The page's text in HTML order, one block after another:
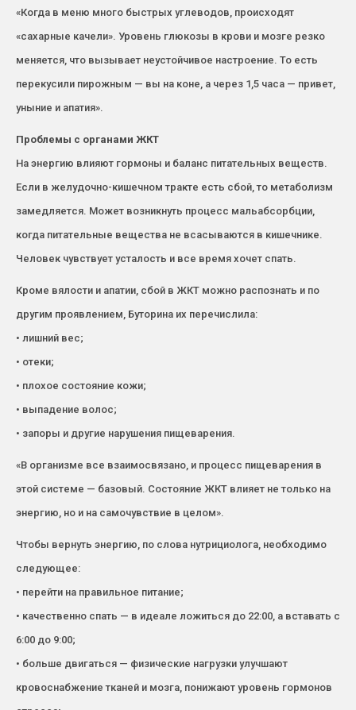
«Когда в меню много быстрых углеводов, происходят
«сахарные качели». Уровень глюкозы в крови и мозге резко
меняется, что вызывает неустойчивое настроение. То есть
перекусили пирожным — вы на коне, а через 1,5 часа — привет,
уныние и апатия».
Проблемы с органами ЖКТ
На энергию влияют гормоны и баланс питательных веществ.
Если в желудочно-кишечном тракте есть сбой, то метаболизм
замедляется. Может возникнуть процесс мальабсорбции,
когда питательные вещества не всасываются в кишечнике.
Человек чувствует усталость и все время хочет спать.
Кроме вялости и апатии, сбой в ЖКТ можно распознать и по
другим проявлением, Буторина их перечислила:
• лишний вес;
• отеки;
• плохое состояние кожи;
• выпадение волос;
• запоры и другие нарушения пищеварения.
«В организме все взаимосвязано, и процесс пищеварения в
этой системе — базовый. Состояние ЖКТ влияет не только на
энергию, но и на самочувствие в целом».
Чтобы вернуть энергию, по слова нутрициолога, необходимо
следующее:
• перейти на правильное питание;
• качественно спать — в идеале ложиться до 22:00, а вставать с
6:00 до 9:00;
• больше двигаться — физические нагрузки улучшают
кровоснабжение тканей и мозга, понижают уровень гормонов